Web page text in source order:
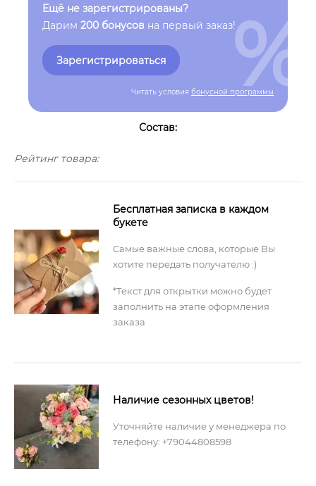
Ещё не зарегистрированы?
Дарим 200 бонусов на первый заказ!
Зарегистрироваться
Читать условия бонусной программы
%
Состав:
Рейтинг товара:
Бесплатная записка в каждом
букете
Самые важные слова, которые Вы
хотите передать получателю :)
*Текст для открытки можно будет
заполнить на этапе оформления
заказа
Наличие сезонных цветов!
Уточняйте наличие у менеджера по
телефону: +79044808598